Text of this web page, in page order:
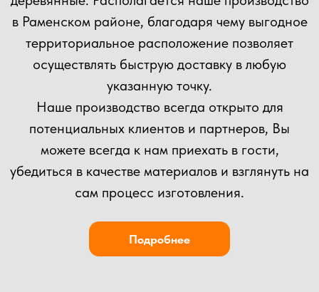
Прикрепить файл
Загрузить файлы
Согласен(а) сполитикой
конфиденциальности сайта
Отправить